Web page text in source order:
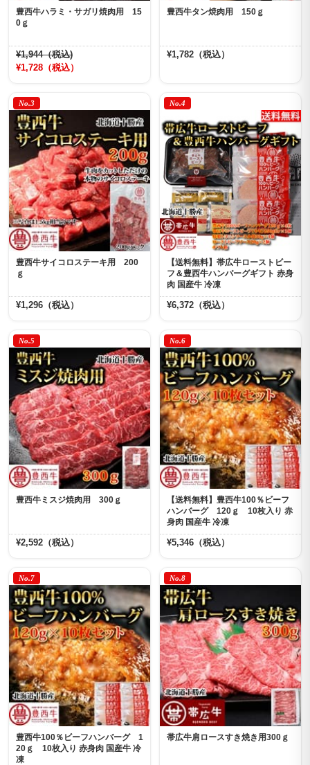
豊西牛ハラミ・サガリ焼肉用 15
0ｇ
¥1,944（税込)
¥1,728（税込）
豊西牛タン焼肉用 150ｇ
¥1,782（税込）
No.3
豊西牛サイコロステーキ用 200
ｇ
¥1,296（税込）
No.4
【送料無料】帯広牛ローストビー
フ＆豊西牛ハンバーグギフト 赤身
肉 国産牛 冷凍
¥6,372（税込）
No.5
豊西牛ミスジ焼肉用 300ｇ
¥2,592（税込）
No.6
【送料無料】豊西牛100％ビーフ
ハンバーグ 120ｇ 10枚入り 赤
身肉 国産牛 冷凍
¥5,346（税込）
No.7
豊西牛100％ビーフハンバーグ 1
20ｇ 10枚入り 赤身肉 国産牛 冷
凍
No.8
帯広牛肩ロースすき焼き用300ｇ